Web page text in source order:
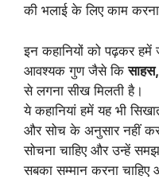
की भलाई के लिए काम करना
इन कहानियों को पढ़कर
आवश्यक गुण जैसे कि
से लगना सीख मिलती है।
ये कहानियां हमें यह भी
और सोच के अनुसार नहीं
सोचना चाहिए और उन्हें
सबका सम्मान करना